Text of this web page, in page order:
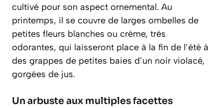
cultivé pour son aspect ornemental. Au
printemps, il se couvre de larges ombelles de
petites fleurs blanches ou crème, très
odorantes, qui laisseront place à la fin de l’été à
des grappes de petites baies d’un noir violacé,
gorgées de jus.
Un arbuste aux multiples facettes